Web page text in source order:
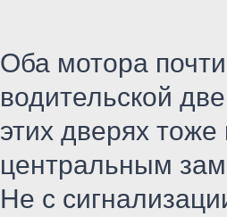
Оба мотора
водительской
этих дверях
центральным
Не с